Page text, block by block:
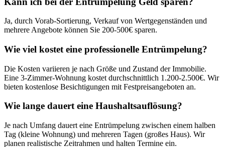
Ja, durch Vorab-Sortierung, Verkauf von Wertgegenständen und
mehrere Angebote können Sie 200-500€ sparen.
Wie viel kostet eine professionelle Entrümpelung?
Die Kosten variieren je nach Größe und Zustand der Immobilie.
Eine 3-Zimmer-Wohnung kostet durchschnittlich 1.200-2.500€. Wir
bieten kostenlose Besichtigungen mit Festpreisangeboten an.
Wie lange dauert eine Haushaltsauflösung?
Je nach Umfang dauert eine Entrümpelung zwischen einem halben
Tag (kleine Wohnung) und mehreren Tagen (großes Haus). Wir
planen realistische Zeitrahmen und halten Termine ein.